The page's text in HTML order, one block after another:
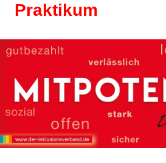
Praktikum